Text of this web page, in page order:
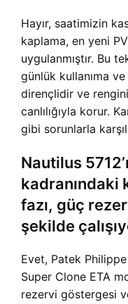
Hayır, saatimizin
kaplama, en yeni
uygulanmıştır. Bu
günlük kullanıma
dirençlidir ve
canlılığıyla korur.
gibi sorunlarla
Nautilus
kadranındaki
fazı, güç
şekilde
Evet, Patek
Super Clone ETA
rezervi göstergesi